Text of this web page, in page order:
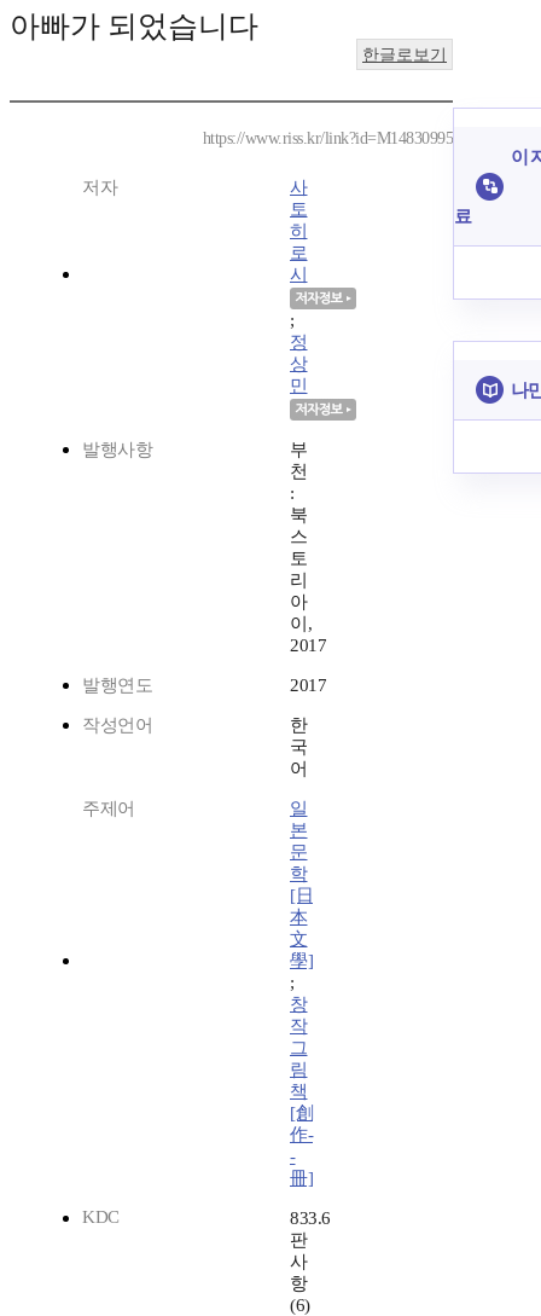
아빠가 되었습니다
한글로보기
https://www.riss.kr/link?id=M14830995
저자
사
토
히
로
시
;
정
상
민
발행사항
부
천
:
북
스
토
리
아
이,
2017
발행연도 2017
작성언어
한
국
어
주제어
일
본
문
학
[日
本
文
學]
;
창
작
그
림
책
[創
作-
-
冊]
KDC
833.6
판
사
항
(6)
이
료
나